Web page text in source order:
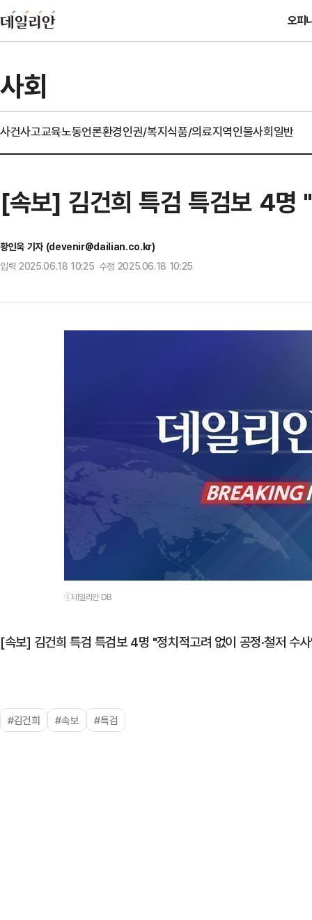
오피
사회
사건사고교육노동언론환경인권/복지식품/의료지역인물사회일반
[속보] 김건희 특검 특검보 4명
황인욱 기자 (devenir@dailian.co.kr)
입력 2025.06.18 10:25 수정 2025.06.18 10:25
ⓒ데일리안 DB
[속보] 김건희 특검 특검보 4명 "정치적고려 없이 공정·철저 수
#김건희 #속보 #특검